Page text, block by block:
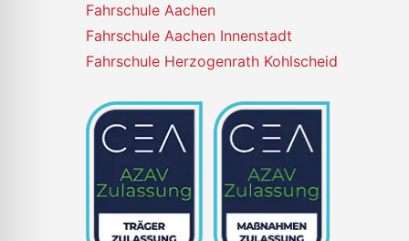
Fahrschule Aachen
Fahrschule Aachen Innenstadt
Fahrschule Herzogenrath Kohlscheid